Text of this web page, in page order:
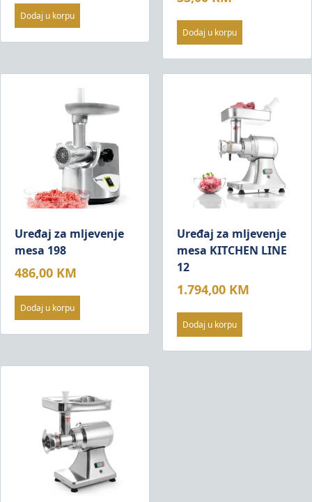
Dodaj u korpu
Dodaj u korpu
Uređaj za mljevenje
mesa 198
486,00 KM
Dodaj u korpu
Uređaj za mljevenje
mesa KITCHEN LINE
12
1.794,00 KM
Dodaj u korpu